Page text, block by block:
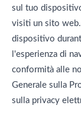
sul tuo
visiti un sito
dispositivo
l'esperienza di
conformità alle
Generale sulla
sulla privacy